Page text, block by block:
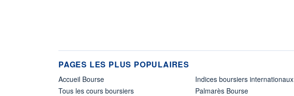
PAGES LES PLUS POPULAIRES
Accueil Bourse
Tous les cours boursiers
Indices boursiers internationaux
Palmarès Bourse